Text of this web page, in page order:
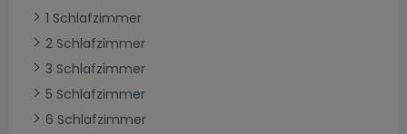
1 Schlafzimmer
2 Schlafzimmer
3 Schlafzimmer
5 Schlafzimmer
6 Schlafzimmer